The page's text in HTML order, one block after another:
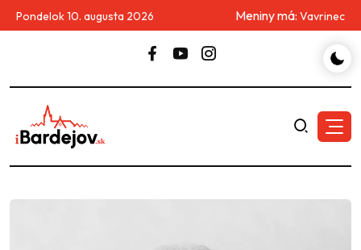
Pondelok 10. augusta 2026 Meniny má: Vavrinec